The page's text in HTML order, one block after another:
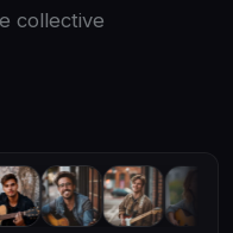
collective